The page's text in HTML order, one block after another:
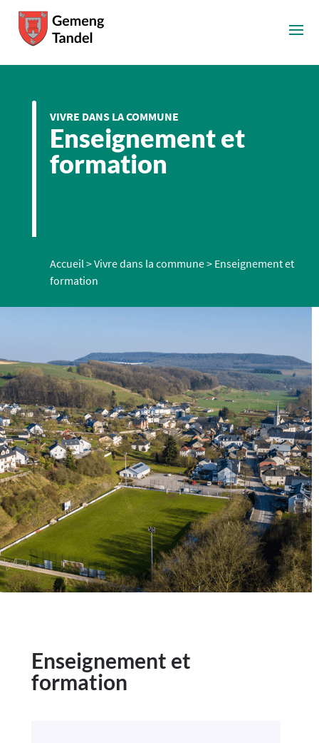
VIVRE DANS LA COMMUNE
Enseignement et
formation
Accueil>Vivre dans la commune> Enseignement et
formation
Enseignement et
formation